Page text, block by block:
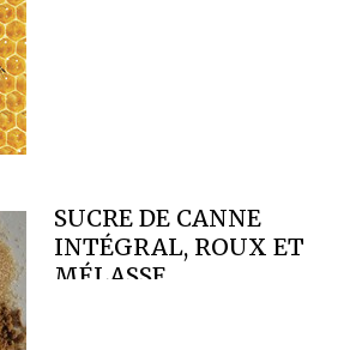
SUCRE DE CANNE
INTÉGRAL, ROUX ET
MÉLASSE